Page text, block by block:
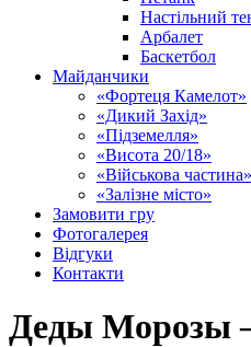
Настільний
Арбалет
Баскетбол
Майданчики
«Фортеця Камелот»
«Дикий Захід»
«Підземелля»
«Висота 20/18»
«Військова частина»
«Залізне місто»
Замовити гру
Фотогалерея
Відгуки
Контакти
Деды Морозы